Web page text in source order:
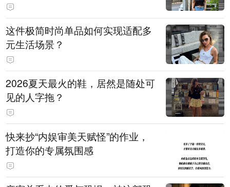
这件极简时尚单品如何实现适配多
元生活场景？
2026夏天最火的鞋，居然是随处可
见的人字拖？
快来抄“内娱审美天赋怪”的作业，
打造你的专属氛围感